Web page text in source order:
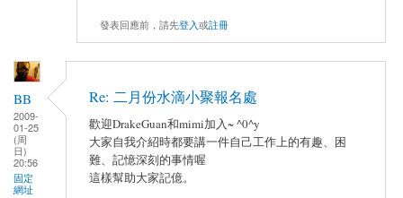
發表回應前，請先登入或註冊
BB
2009-
01-25
(周
日)
20:56
固定
網址
Re: 二月份水滴小聚報名處
歡迎DrakeGuan和mimi加入~ ^0^y
大家自我介紹時都要講一件自己工作上的有趣、困
難、記憶深刻的事情喔
這樣幫助大家記億。